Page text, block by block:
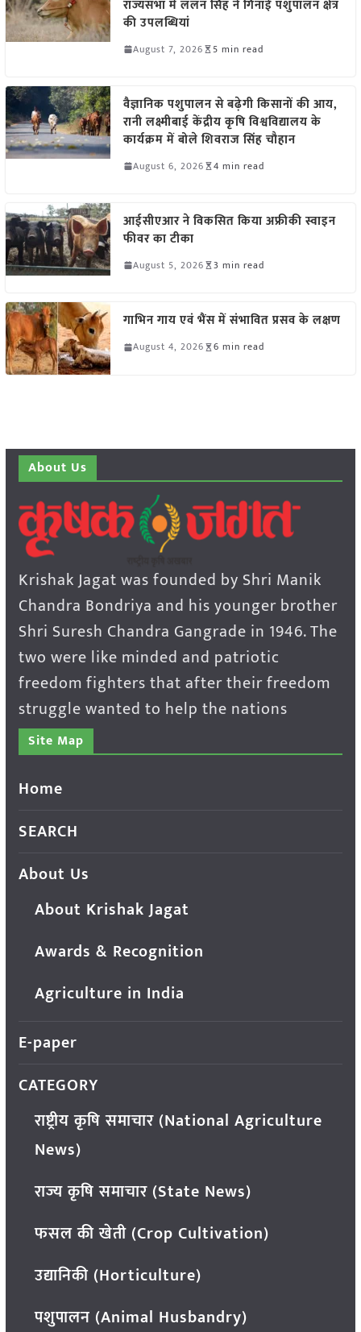
राज्यसभा में ललन सिंह ने गिनाईं पशुपालन क्षेत्र
की उपलब्धियां
August 7, 2026 5 min read
वैज्ञानिक पशुपालन से बढ़ेगी किसानों की आय,
रानी लक्ष्मीबाई केंद्रीय कृषि विश्वविद्यालय के
कार्यक्रम में बोले शिवराज सिंह चौहान
August 6, 2026 4 min read
आईसीएआर ने विकसित किया अफ्रीकी स्वाइन
फीवर का टीका
August 5, 2026 3 min read
गाभिन गाय एवं भैंस में संभावित प्रसव के लक्षण
August 4, 2026 6 min read
About Us
Krishak Jagat was founded by Shri Manik
Chandra Bondriya and his younger brother
Shri Suresh Chandra Gangrade in 1946. The
two were like minded and patriotic
freedom fighters that after their freedom
struggle wanted to help the nations
Site Map
Home
SEARCH
About Us
About Krishak Jagat
Awards & Recognition
Agriculture in India
E-paper
CATEGORY
राष्ट्रीय कृषि समाचार (National Agriculture
News)
राज्य कृषि समाचार (State News)
फसल की खेती (Crop Cultivation)
उद्यानिकी (Horticulture)
पशुपालन (Animal Husbandry)